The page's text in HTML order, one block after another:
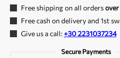
Free shipping on all orders
Free cash on delivery and 1st
Give us a call:+30 2231037234
Secure Payments